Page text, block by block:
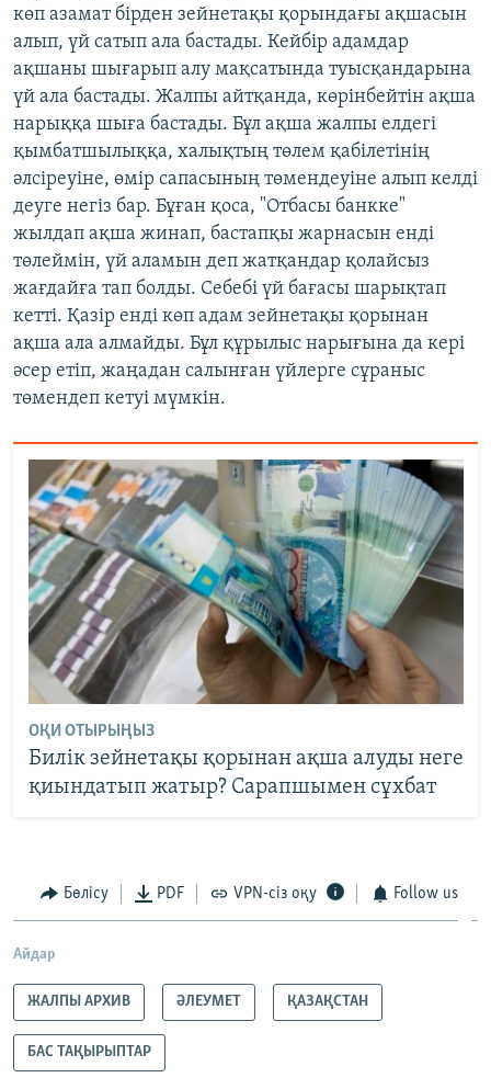
көп азамат бірден зейнетақы қорындағы ақшасын
алып, үй сатып ала бастады. Кейбір адамдар
ақшаны шығарып алу мақсатында туысқандарына
үй ала бастады. Жалпы айтқанда, көрінбейтін ақша
нарыққа шыға бастады. Бұл ақша жалпы елдегі
қымбатшылыққа, халықтың төлем қабілетінің
әлсіреуіне, өмір сапасының төмендеуіне алып келді
деуге негіз бар. Бұған қоса, "Отбасы банкке"
жылдап ақша жинап, бастапқы жарнасын енді
төлеймін, үй аламын деп жатқандар қолайсыз
жағдайға тап болды. Себебі үй бағасы шарықтап
кетті. Қазір енді көп адам зейнетақы қорынан
ақша ала алмайды. Бұл құрылыс нарығына да кері
әсер етіп, жаңадан салынған үйлерге сұраныс
төмендеп кетуі мүмкін.
ОҚИ ОТЫРЫҢЫЗ
Билік зейнетақы қорынан ақша алуды неге
қиындатып жатыр? Сарапшымен сұхбат
Бөлісу PDF VPN-сіз оқу Follow us
Айдар
ЖАЛПЫ АРХИВ ӘЛЕУМЕТ ҚАЗАҚСТАН
БАС ТАҚЫРЫПТАР